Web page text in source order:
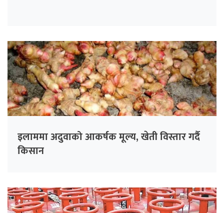
इलाममा अदुवाको आकर्षक मूल्य, खेती विस्तार गर्दै
किसान